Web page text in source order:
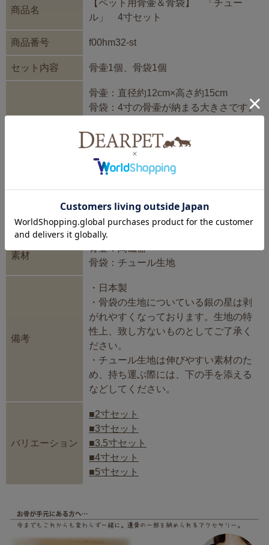
商品名
【ペット用骨壷＆骨袋】 「チュー
ル」 4寸セット
商品番号 f00hm32-st
セット内容 骨壷1個、骨袋1個
骨壷：直径約12cm×高さ約15cm
骨袋：4寸の骨壷が納まる大きさです。
お手元にご遺骨がある場合には、骨袋
から出した状態でサイズを確認してく
ださい。蓋を外し骨壷の口（直径）を
たところにご確認いただくか、ディア
ペットまでお問合せください。
素材
骨壷：陶磁器
骨袋：チュール生地
備考
・日本製
・骨袋の生地についている銀の星は剥
がれやすくなっております。生地の特
性上、致し方ないものとしてご了承く
ださい。
・チュール生地は伸びやすい素材のた
め、持ち運ぶ際には、下の手を添える
などしてください。
バリエーション
■2寸セット
■3寸セット
■3.5寸セット
■4寸セット
■5寸セット